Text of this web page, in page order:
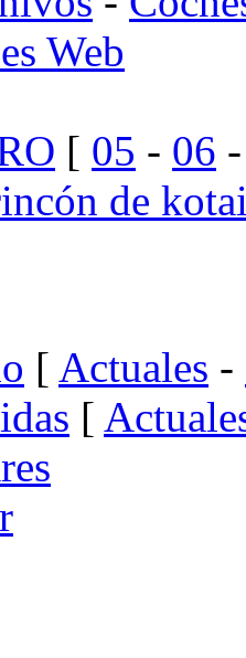
Web
[ 05 - 06
de
[ Actuales -
[